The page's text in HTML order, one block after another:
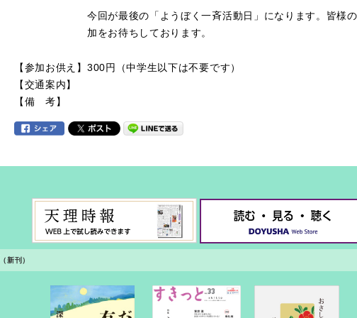
今回が最後の「ようぼく一斉活動日」になります。皆様
加をお待ちしております。
【参加お供え】 300円（中学生以下は不要です）
【交通案内】
【備 考】
（新刊）